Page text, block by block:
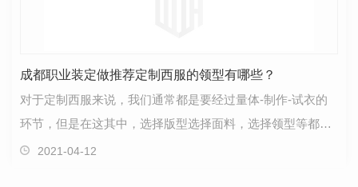
成都职业装定做推荐定制西服的领型有哪些？
对于定制西服来说，我们通常都是要经过量体-制作-试衣的
环节，但是在这其中，选择版型选择面料，选择领型等都是
很关键的，每一步都需要亲自挑选和确认。版型和面料…
2021-04-12